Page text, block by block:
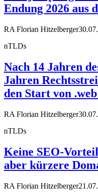
Endung 2026 aus
RA Florian Hitzelberger
nTLDs
Nach 14 Jahren
Jahren
den Start von
RA Florian Hitzelberger
nTLDs
Keine SEO-
aber kürzere
RA Florian Hitzelberger